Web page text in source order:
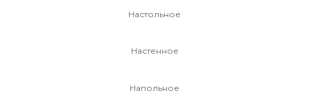
Настольное
Настенное
Напольное